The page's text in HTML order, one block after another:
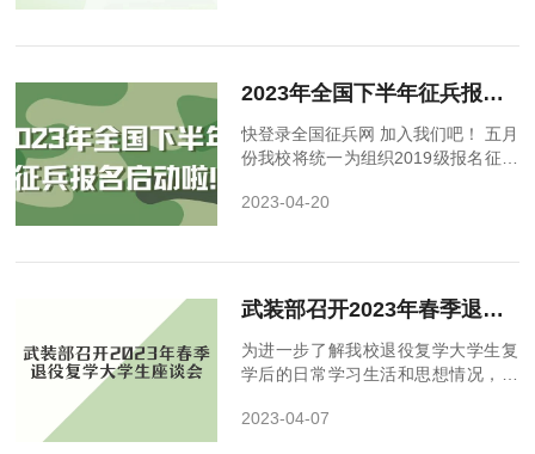
2023年全国下半年征兵报名启动啦！
快登录全国征兵网 加入我们吧！ 五月
份我校将统一为组织2019级报名征兵
2023-04-20
武装部召开2023年春季退役复学大学生座谈会
为进一步了解我校退役复学大学生复
学后的日常学习生活和思想情况，不
理生活。3月30日，我校武装部于第
2023-04-07